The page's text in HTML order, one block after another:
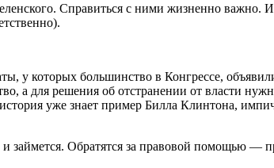
Справиться с ними жизненно важно. И
у которых большинство в Конгрессе,
а для решения об отстранении от власти
уже знает пример Билла Клинтона,
займется. Обратятся за правовой помощью —